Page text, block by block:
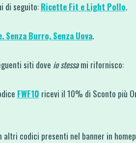
di seguito: Ricette Fit e Light Pollo.
Senza Burro, Senza Uova.
siti dove io stessami rifornisco:
FWF10 ricevi il 10% di Sconto più
altri codici presenti nel banner in